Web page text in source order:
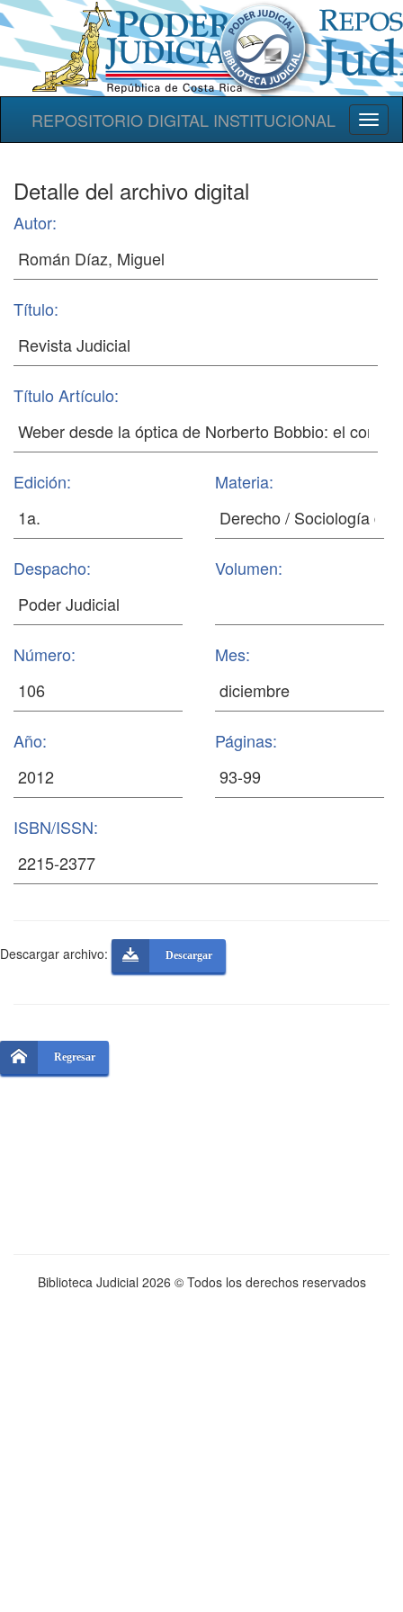
REPOSITORIO DIGITAL INSTITUCIONAL
Detalle del archivo digital
Autor:
Título:
Título Artículo:
Edición: Materia:
Despacho: Volumen:
Número: Mes:
Año: Páginas:
ISBN/ISSN:
Descargar archivo: Descargar
Regresar
Biblioteca Judicial 2026 © Todos los derechos reservados